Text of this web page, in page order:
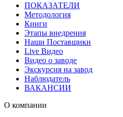
ПОКАЗАТЕЛИ
Методология
Книги
Этапы внедрения
Наши Поставщики
Live Видео
Видео о заводе
Экскурсия на завод
Наблюдатель
ВАКАНСИИ
О компании